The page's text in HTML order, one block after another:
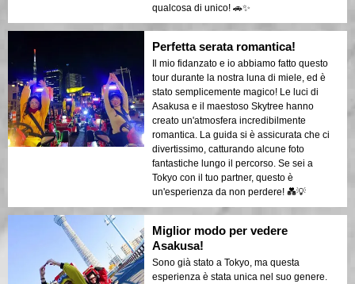
qualcosa di unico! 🚗✨
Perfetta serata romantica!
Il mio fidanzato e io abbiamo fatto questo
tour durante la nostra luna di miele, ed è
stato semplicemente magico! Le luci di
Asakusa e il maestoso Skytree hanno
creato un'atmosfera incredibilmente
romantica. La guida si è assicurata che ci
divertissimo, catturando alcune foto
fantastiche lungo il percorso. Se sei a
Tokyo con il tuo partner, questo è
un'esperienza da non perdere! 💑💡
Miglior modo per vedere
Asakusa!
Sono già stato a Tokyo, ma questa
esperienza è stata unica nel suo genere.